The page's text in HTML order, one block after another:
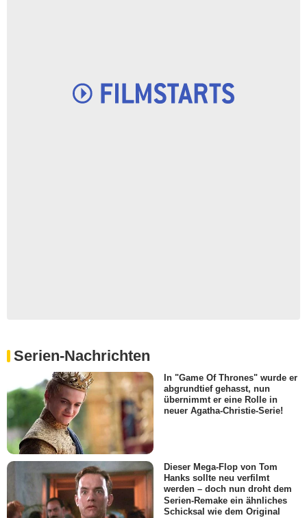
Serien-Nachrichten
In "Game Of Thrones" wurde er
abgrundtief gehasst, nun
übernimmt er eine Rolle in
neuer Agatha-Christie-Serie!
Dieser Mega-Flop von Tom
Hanks sollte neu verfilmt
werden – doch nun droht dem
Serien-Remake ein ähnliches
Schicksal wie dem Original